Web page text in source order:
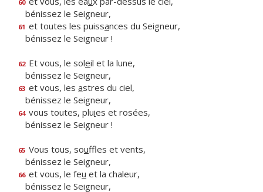
60
bénissez le Seigneur,
61 et toutes les puissances du Seigneur,
bénissez le Seigneur !
62 Et vous, le soleil et la lune,
bénissez le Seigneur,
63 et vous, les astres du ciel,
bénissez le Seigneur,
64 vous toutes, pluies et rosées,
bénissez le Seigneur !
65 Vous tous, souffles et vents,
bénissez le Seigneur,
66 et vous, le feu et la chaleur,
bénissez le Seigneur,